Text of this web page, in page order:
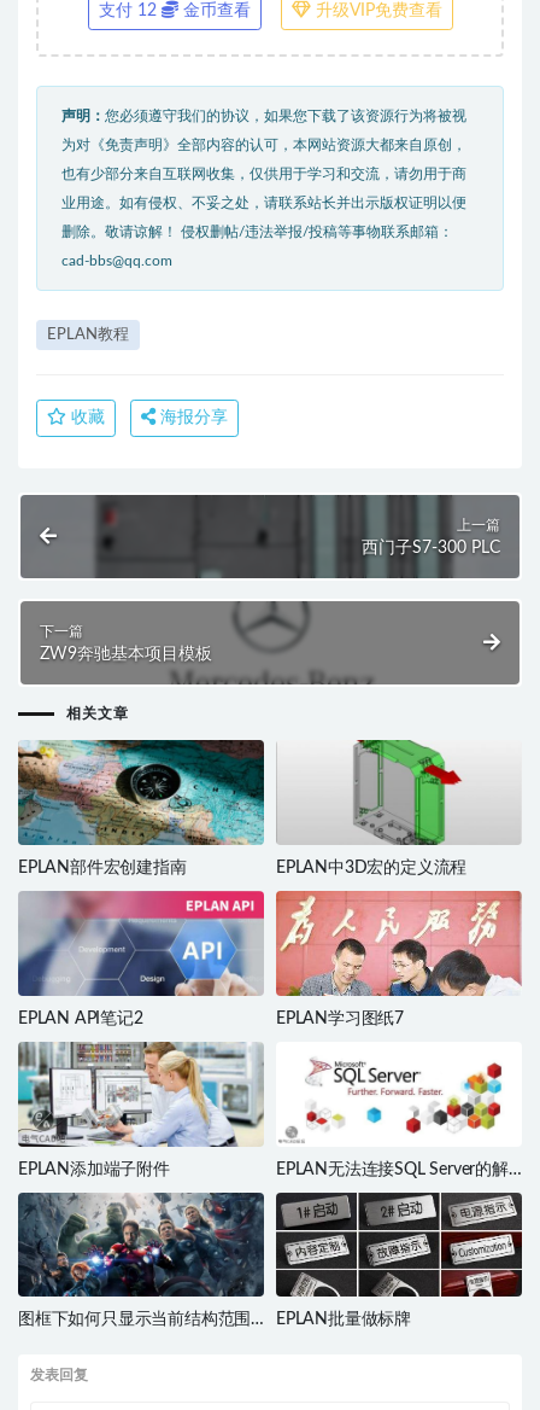
支付 12 金币查看 升级VIP免费查看
声明： 您必须遵守我们的协议，如果您下载了该资源行为将被视
为对《免责声明》全部内容的认可，本网站资源大都来自原创，
也有少部分来自互联网收集，仅供用于学习和交流，请勿用于商
业用途。如有侵权、不妥之处，请联系站长并出示版权证明以便
删除。敬请谅解！ 侵权删帖/违法举报/投稿等事物联系邮箱：
cad-bbs@qq.com
EPLAN教程
收藏 海报分享
上一篇
西门子S7-300 PLC
下一篇
ZW9奔驰基本项目模板
相关文章
EPLAN部件宏创建指南 EPLAN中3D宏的定义流程
EPLAN API笔记2 EPLAN学习图纸7
EPLAN添加端子附件
EPLAN无法连接SQL Server的解
决办法
图框下如何只显示当前结构范围
EPLAN批量做标牌
发表回复